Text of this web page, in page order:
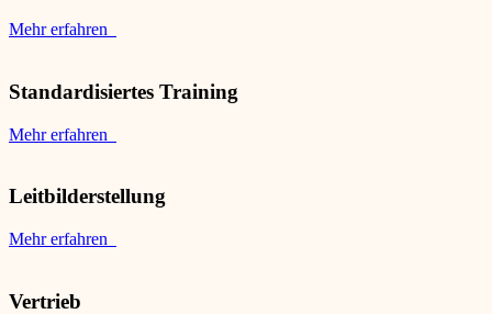
Mehr erfahren
Standardisiertes Training
Mehr erfahren
Leitbilderstellung
Mehr erfahren
Vertrieb